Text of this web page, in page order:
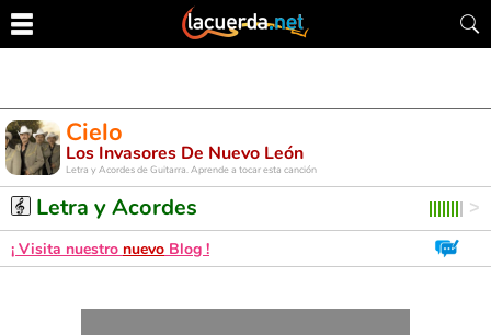
Cielo
Los Invasores De Nuevo León
Letra y Acordes de Guitarra. Aprende a tocar esta canción
Letra y Acordes
¡ Visita nuestro nuevo Blog !